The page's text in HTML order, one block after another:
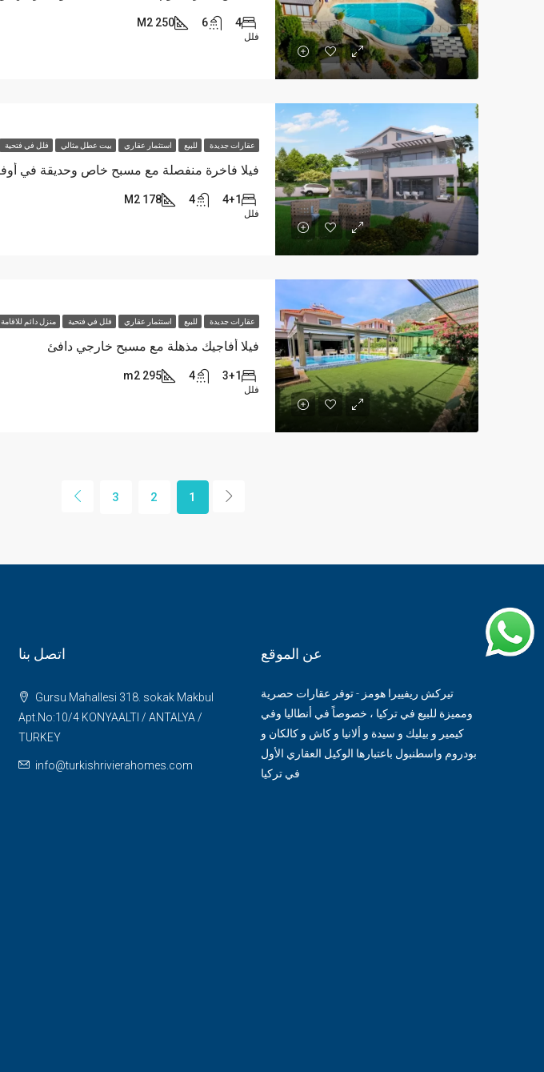
4
6
250 M2
فلل
عقارات جديدة للبيع استثمار عقاري بيت عطل مثالي فلل في فتحية
4+1
4
178 M2
فلل
عقارات جديدة للبيع استثمار عقاري فلل في فتحية منزل دائم للاقامة
فيلا أفاجيك مذهلة مع مسبح خارجي دافئ
3+1
4
295 m2
فلل
1
2
3
عن الموقع
تيركش ريفييرا هومز - توفر عقارات حصرية
ومميزة للبيع في تركيا ، خصوصاً في أنطاليا وفي
كيمير و بيليك و سيدة و ألانيا و كاش و كالكان و
بودروم واسطنبول باعتبارها الوكيل العقاري الأول
في تركيا
اتصل بنا
Gursu Mahallesi 318. sokak Makbul
Apt.No:10/4 KONYAALTI / ANTALYA /
TURKEY
info@turkishrivierahomes.com